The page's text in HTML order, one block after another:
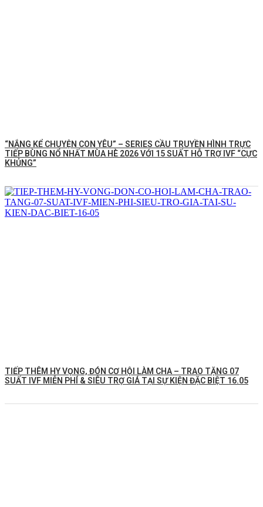
“NẮNG KỂ CHUYỆN CON YÊU” – SERIES CẦU TRUYỀN HÌNH TRỰC
TIẾP BÙNG NỔ NHẤT MÙA HÈ 2026 VỚI 15 SUẤT HỖ TRỢ IVF “CỰC
KHỦNG”
TIẾP THÊM HY VỌNG, ĐÓN CƠ HỘI LÀM CHA – TRAO TẶNG 07
SUẤT IVF MIỄN PHÍ & SIÊU TRỢ GIÁ TẠI SỰ KIỆN ĐẶC BIỆT 16.05